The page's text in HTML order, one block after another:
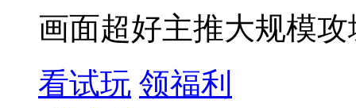
画面超好主推大规模攻
看试玩 领福利